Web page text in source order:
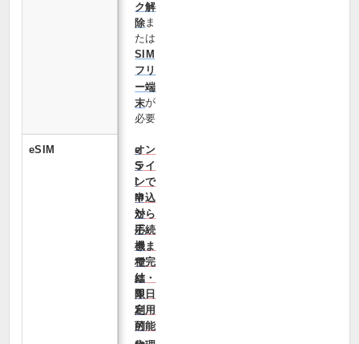
ク解
除ま
たは
SIM
フリ
ー端
末が
必要
eSIM
オン
ライ
ンで
申込
から
手続
きま
で完
結・
即日
利用
可能
e
S
I
M
対
応
機
種
は
限
定
的